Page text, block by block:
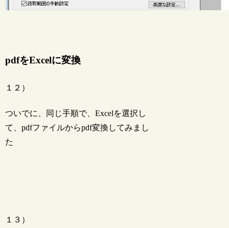
pdfをExcelに変換
１２）
ついでに、同じ手順で、Excelを選択し
て、pdfファイルからpdf変換してみまし
た
１３）